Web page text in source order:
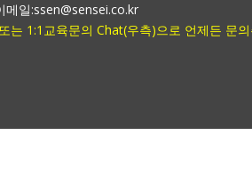
일:ssen@sensei.co.kr
1:1교육문의 Chat(우측)으로 언제든 문의